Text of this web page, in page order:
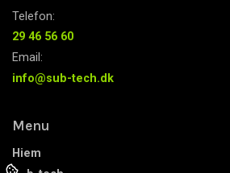
Telefon:
29 46 56 60
Email:
info@sub-tech.dk
Menu
Hjem